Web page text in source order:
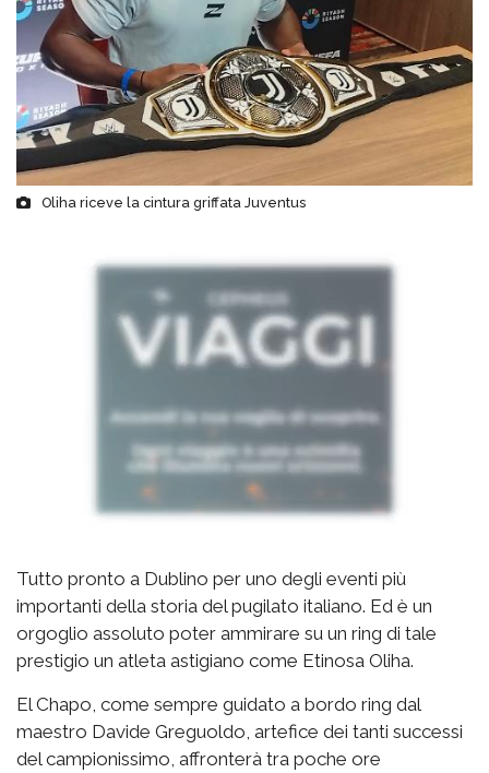
Oliha riceve la cintura griffata Juventus
Tutto pronto a Dublino per uno degli eventi più
importanti della storia del pugilato italiano. Ed è un
orgoglio assoluto poter ammirare su un ring di tale
prestigio un atleta astigiano come Etinosa Oliha.
El Chapo, come sempre guidato a bordo ring dal
maestro Davide Greguoldo, artefice dei tanti successi
del campionissimo, affronterà tra poche ore